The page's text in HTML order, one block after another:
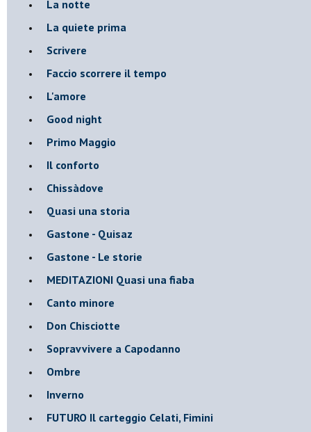
La notte
La quiete prima
Scrivere
Faccio scorrere il tempo
L'amore
Good night
Primo Maggio
Il conforto
Chissàdove
Quasi una storia
Gastone - Quisaz
Gastone - Le storie
MEDITAZIONI Quasi una fiaba
Canto minore
Don Chisciotte
Sopravvivere a Capodanno
Ombre
Inverno
FUTURO Il carteggio Celati, Fimini